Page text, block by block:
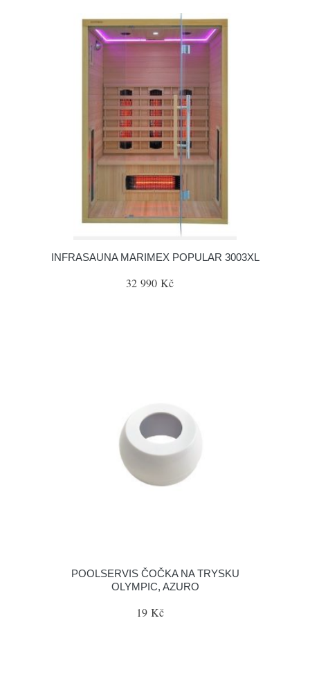
INFRASAUNA MARIMEX POPULAR 3003XL
32 990 Kč
POOLSERVIS ČOČKA NA TRYSKU
OLYMPIC, AZURO
19 Kč